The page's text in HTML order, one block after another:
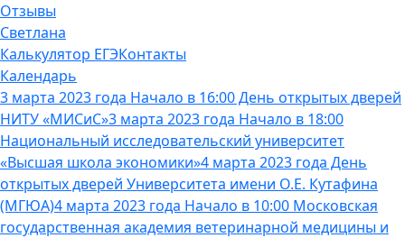
Отзывы
Светлана
Калькулятор ЕГЭКонтакты
Календарь
3 марта 2023 года Начало в 16:00 День открытых дверей
НИТУ «МИСиС»3 марта 2023 года Начало в 18:00
Национальный исследовательский университет
«Высшая школа экономики»4 марта 2023 года День
открытых дверей Университета имени О.Е. Кутафина
(МГЮА)4 марта 2023 года Начало в 10:00 Московская
государственная академия ветеринарной медицины и